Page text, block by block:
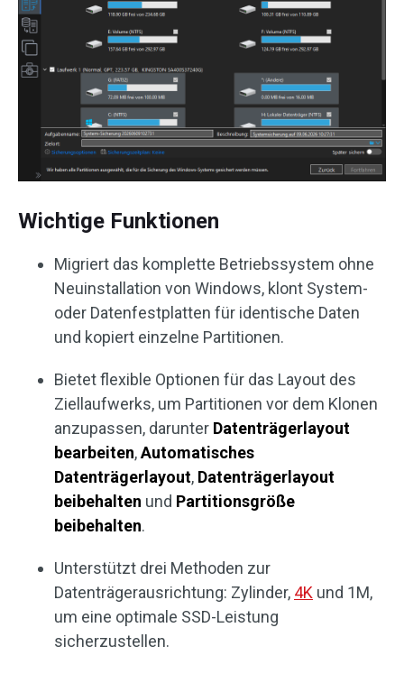
Wichtige Funktionen
Migriert das komplette Betriebssystem ohne
Neuinstallation von Windows, klont System-
oder Datenfestplatten für identische Daten
und kopiert einzelne Partitionen.
Bietet flexible Optionen für das Layout des
Ziellaufwerks, um Partitionen vor dem Klonen
anzupassen, darunter Datenträgerlayout
bearbeiten,Automatisches
Datenträgerlayout, Datenträgerlayout
beibehalten und Partitionsgröße
beibehalten.
Unterstützt drei Methoden zur
Datenträgerausrichtung: Zylinder, 4K und 1M,
um eine optimale SSD-Leistung
sicherzustellen.